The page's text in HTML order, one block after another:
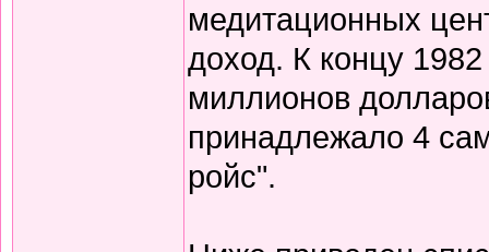
медитационных
доход. К концу 1982
миллионов
принадлежало 4
ройс".